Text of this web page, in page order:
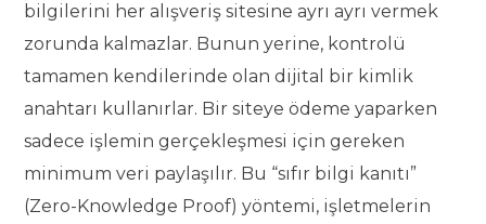
bilgilerini her alışveriş sitesine ayrı ayrı vermek
zorunda kalmazlar. Bunun yerine, kontrolü
tamamen kendilerinde olan dijital bir kimlik
anahtarı kullanırlar. Bir siteye ödeme yaparken
sadece işlemin gerçekleşmesi için gereken
minimum veri paylaşılır. Bu “sıfır bilgi kanıtı”
(Zero-Knowledge Proof) yöntemi, işletmelerin